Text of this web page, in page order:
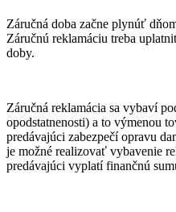
Záručná doba začne plynúť
Záručnú reklamáciu treba
doby.
Záručná reklamácia sa vybaví
opodstatnenosti) a to výmenou
predávajúci zabezpečí opravu
je možné realizovať vybavenie
predávajúci vyplatí finančnú